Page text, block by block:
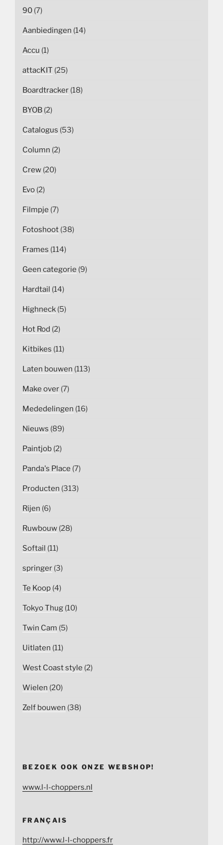
90 (7)
Aanbiedingen (14)
Accu (1)
attacKIT (25)
Boardtracker (18)
BYOB (2)
Catalogus (53)
Column (2)
Crew (20)
Evo (2)
Filmpje (7)
Fotoshoot (38)
Frames (114)
Geen categorie (9)
Hardtail (14)
Highneck (5)
Hot Rod (2)
Kitbikes (11)
Laten bouwen (113)
Make over (7)
Mededelingen (16)
Nieuws (89)
Paintjob (2)
Panda's Place (7)
Producten (313)
Rijen (6)
Ruwbouw (28)
Softail (11)
springer (3)
Te Koop (4)
Tokyo Thug (10)
Twin Cam (5)
Uitlaten (11)
West Coast style (2)
Wielen (20)
Zelf bouwen (38)
BEZOEK OOK ONZE WEBSHOP!
www.l-l-choppers.nl
FRANÇAIS
http://www.l-l-choppers.fr